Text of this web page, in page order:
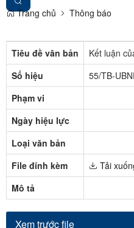
Trang chủ Thông báo
Tiêu đề văn bản
Kết luận
Số hiệu
55/TB-
Phạm vi
Ngày hiệu lực
Loại văn bản
File đính kèm
Tải
Mô tả
Xem trước file